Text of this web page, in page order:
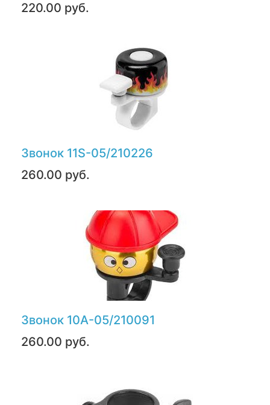
220.00 руб.
Звонок 11S-05/210226
260.00 руб.
Звонок 10А-05/210091
260.00 руб.